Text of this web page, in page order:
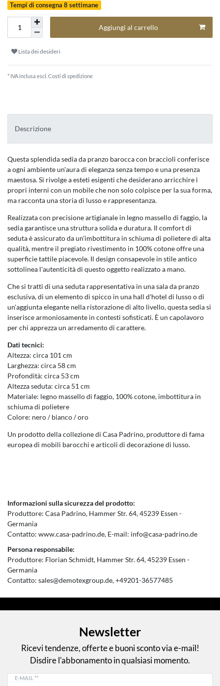
Tempi di consegna 8 settimane
Aggiungi al carrello
Lista dei desideri
* IVA inclusa escl. Costi di spedizione
Descrizione
Questa splendida sedia da pranzo barocca con braccioli conferisce
a ogni ambiente un'aura di eleganza senza tempo e una presenza
maestosa. Si rivolge a esteti esigenti che desiderano arricchire i
propri interni con un mobile che non solo colpisce per la sua forma,
ma racconta una storia di lusso e rappresentanza.
Realizzata con precisione artigianale in legno massello di faggio, la
sedia garantisce una struttura solida e duratura. Il comfort di
seduta è assicurato da un'imbottitura in schiuma di polietere di alta
qualità, mentre il pregiato rivestimento in 100% cotone offre una
superficie tattile piacevole. Il design consapevole in stile antico
sottolinea l'autenticità di questo oggetto realizzato a mano.
Che si tratti di una seduta rappresentativa in una sala da pranzo
esclusiva, di un elemento di spicco in una hall d'hotel di lusso o di
un'aggiunta elegante nella ristorazione di alto livello, questa sedia si
inserisce armoniosamente in contesti sofisticati. È un capolavoro
per chi apprezza un arredamento di carattere.
Dati tecnici:
Altezza: circa 101 cm
Larghezza: circa 58 cm
Profondità: circa 53 cm
Altezza seduta: circa 51 cm
Materiale: legno massello di faggio, 100% cotone, imbottitura in
schiuma di polietere
Colore: nero / bianco / oro
Un prodotto della collezione di Casa Padrino, produttore di fama
europea di mobili barocchi e articoli di decorazione di lusso.
Informazioni sulla sicurezza del prodotto:
Produttore: Casa Padrino Hammer Str.64 45239 Essen
Germania
Contatto: www.casa-padrino.de E-mail: info@casa-padrino.de
Persona responsabile:
Produttore: Florian Schmidt Hammer Str.64 45239 Essen
Germania
Contatto: sales@demotexgroup.de +49201-36577485
Newsletter
Ricevi tendenze, offerte e buoni sconto via e-mail!
Disdire l'abbonamento in qualsiasi momento.
E-MAIL **